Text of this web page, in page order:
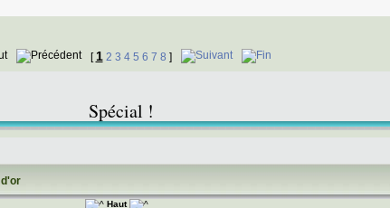
[ 1 2 3 4 5 6 7 8 ]
Spécial !
Haut